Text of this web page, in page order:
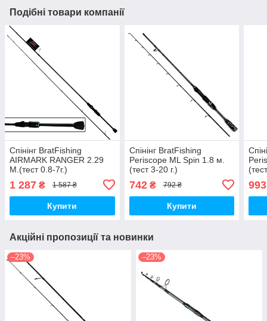
Подібні товари компанії
Спінінг BratFishing
AIRMARK RANGER 2.29
М.(тест 0.8-7г.)
1 287 ₴ 1 587 ₴
Купити
Спінінг BratFishing
Periscope ML Spin 1.8 м.
(тест 3-20 г.)
742₴ 792 ₴
Купити
993
Акційні пропозиції та новинки
–23% –23%